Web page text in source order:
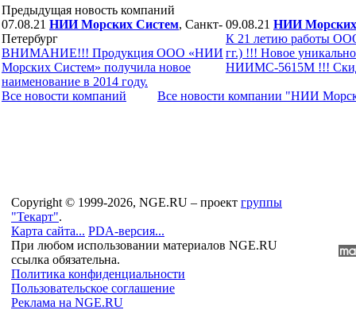
Предыдущая новость компаний
07.08.21 НИИ Морских Систем, Санкт-
Петербург
ВНИМАНИЕ!!! Продукция ООО «НИИ
Морских Систем» получила новое
наименование в 2014 году.
09.08.21 НИИ
К 21 летию работы
гг.) !!! Новое
НИИМС-5615М !!!
Все новости компaний Все новости компaнии "НИИ
Copyright © 1999-2026, NGE.RU – проект группы
"Текарт".
Карта сайта... PDA-версия...
При любом использовании материалов NGE.RU
ссылка обязательна.
Политика конфиденциальности
Пользовательское соглашение
Реклама на NGE.RU